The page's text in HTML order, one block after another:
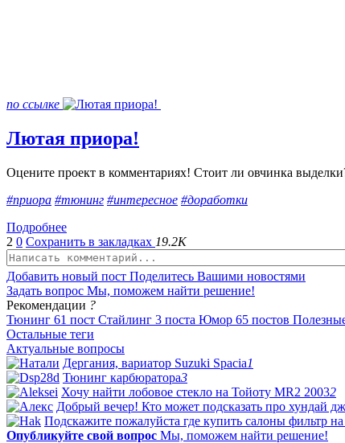
по ссылке
Лютая приора!
Оцените проект в комментариях! Стоит ли овчинка
#приора #тюнинг #интересное #доработки
Подробнее
2 0 Сохранить в закладках 19.2K
Добавить новый пост Поделитесь Вашими новостями
Задать вопрос Мы, поможем найти решение!
Рекомендации ?
Тюнинг 61 пост Стайлинг 3 поста Юмор 65 постов
Остальные теги
Актуальные вопросы
Дергания, вариатор Suzuki Spacia1
Тюнинг карбюратора3
Хочу найти лобовое стекло на Тойоту МR2 20032
Добрый вечер! Кто может подсказать про хундай
Подскажите пожалуйста где купить салоны фильтр на
Опубликуйте свой вопрос Мы, поможем найти решение!